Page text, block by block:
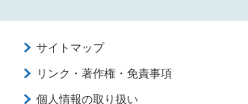
サイトマップ
リンク・著作権・免責事項
個人情報の取り扱い